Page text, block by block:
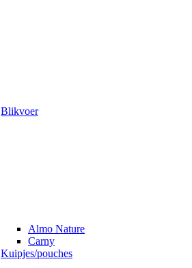
Blikvoer
Almo Nature
Carny
Kuipjes/pouches